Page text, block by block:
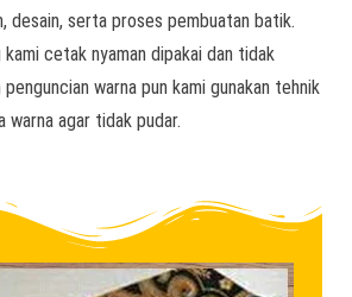
desain, serta proses pembuatan batik.
cetak nyaman dipakai dan tidak
penguncian warna pun kami gunakan tehnik
warna agar tidak pudar.